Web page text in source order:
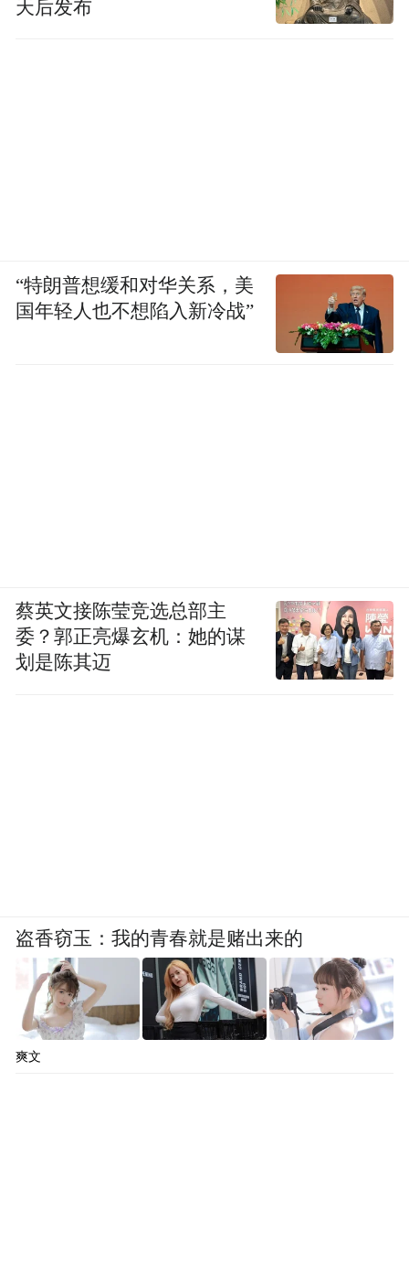
天后发布
“特朗普想缓和对华关系，美
国年轻人也不想陷入新冷战”
蔡英文接陈莹竞选总部主
委？郭正亮爆玄机：她的谋
划是陈其迈
盗香窃玉：我的青春就是赌出来的
爽文